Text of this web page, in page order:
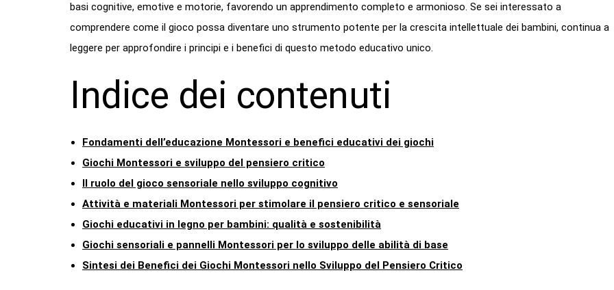
basi cognitive, emotive e motorie, favorendo un apprendimento completo e armonioso. Se sei interessato a
comprendere come il gioco possa diventare uno strumento potente per la crescita intellettuale dei bambini, continua a
leggere per approfondire i principi e i benefici di questo metodo educativo unico.
Indice dei contenuti
Fondamenti dell’educazione Montessori e benefici educativi dei giochi
Giochi Montessori e sviluppo del pensiero critico
Il ruolo del gioco sensoriale nello sviluppo cognitivo
Attività e materiali Montessori per stimolare il pensiero critico e sensoriale
Giochi educativi in legno per bambini: qualità e sostenibilità
Giochi sensoriali e pannelli Montessori per lo sviluppo delle abilità di base
Sintesi dei Benefici dei Giochi Montessori nello Sviluppo del Pensiero Critico